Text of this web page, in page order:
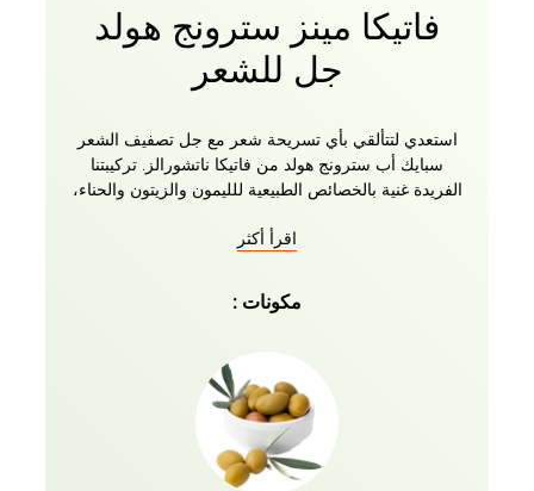
فاتيكا مينز سترونج هولد
جل للشعر
استعدي لتتألقي بأي تسريحة شعر مع جل تصفيف الشعر
سبايك أب سترونج هولد من فاتيكا ناتشورالز. تركيبتنا
الفريدة غنية بالخصائص الطبيعية للليمون والزيتون والحناء،
تركيبة كريم الشعر الهلامي الطبيعية هذه ثباتًا شديدًا يتحدى
مناسبة بمظهر أنيق يبقى ثابتًا طوال اليوم. إنه يبسط مهمة
تصفيف شعرك وضبطه وإدارته، بغض النظر عن مدى
وقوية ولامعة. هذه التركيبة الخالية من الكحول لا تترك أي
بقايا، مما يحافظ على شعرك آمنًا وأنيقًا دون أي شعور لزج
أو دهني. سواء كنت تريد مظهرًا أنيقًا ولامعًا أو أسلوبًا أكثر
اندفاعًا، فإن جل تصفيف الشعر فاتيكا ناتشورالز سبايك أب
سترونج هولد هو الخيار الأمثل. مناسب لجميع أنواع الشعر،
اقرأ أكثر
مكونات :